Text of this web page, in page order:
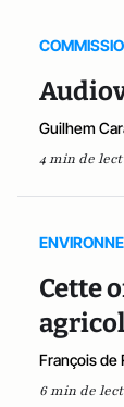
Guilhem
4 min de
Cette
François de
6 min de